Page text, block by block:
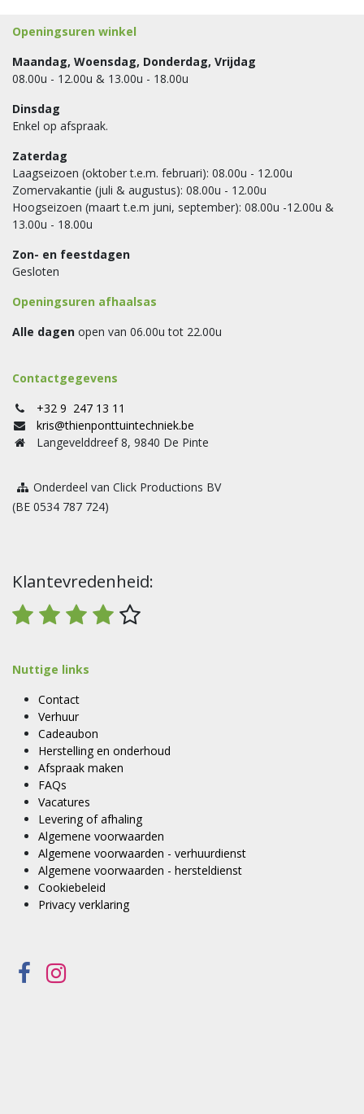
Openingsuren winkel
Maandag, Woensdag, Donderdag, Vrijdag
08.00u - 12.00u & 13.00u - 18.00u
Dinsdag
Enkel op afspraak.
Zaterdag
Laagseizoen (oktober t.e.m. februari): 08.00u - 12.00u
Zomervakantie (juli & augustus): 08.00u - 12.00u
Hoogseizoen (maart t.e.m juni, september): 08.00u -12.00u &
13.00u - 18.00u
Zon- en feestdagen
Gesloten
Openingsuren afhaalsas
Alle dagen open van 06.00u tot 22.00u
Contactgegevens
+32 9 247 13 11
kris@thienponttuintechniek.be
Langevelddreef 8, 9840 De Pinte
Onderdeel van Click Productions BV
(BE 0534 787 724)
Klantevredenheid:
Nuttige links
Contact
Verhuur
Cadeaubon
Herstelling en onderhoud
Afspraak maken
FAQs
Vacatures
Levering of afhaling
Algemene voorwaarden
Algemene voorwaarden - verhuurdienst
Algemene voorwaarden - hersteldienst
Cookiebeleid
Privacy verklaring